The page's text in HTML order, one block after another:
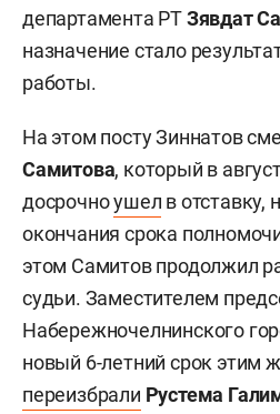
департамента РТЗявдат
назначение стало
работы.
На этом посту Зиннатов
Самитова, который в
досрочноушел в отставку,
окончания срока
этом Самитов продолжил
судьи. Заместителем
Набережночелнинского
новый 6-летний срок этим
переизбрали Рустема